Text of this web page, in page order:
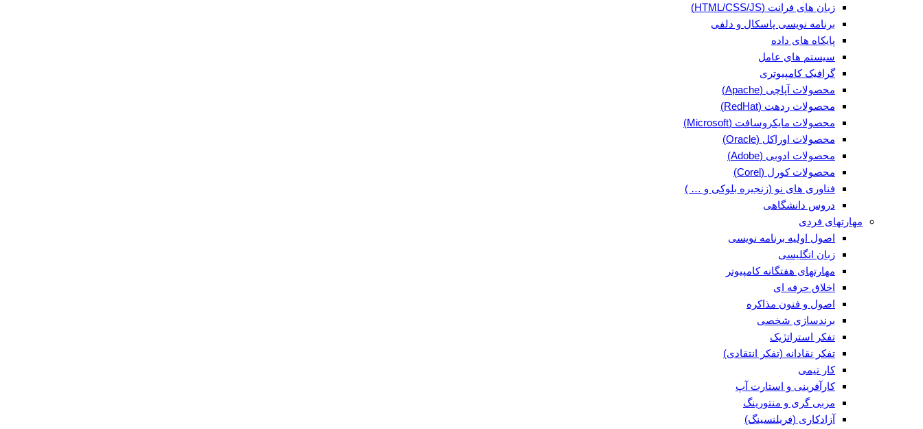
زبان های فرانت (HTML/CSS/JS)
برنامه نویسی پاسکال و دلفی
پایکاه های داده
سیستم های عامل
گرافیک کامپیوتری
محصولات آپاچی (Apache)
محصولات ردهت (RedHat)
محصولات مایکروسافت (Microsoft)
محصولات اوراکل (Oracle)
محصولات ادوبی (Adobe)
محصولات کورل (Corel)
فناوری های نو (زنجیره بلوکی و … )
دروس دانشگاهی
مهارتهای فردی
اصول اولیه برنامه نویسی
زبان انگلیسی
مهارتهای هفتگانه کامپیوتر
اخلاق حرفه ای
اصول و فنون مذاکره
برندسازی شخصی
تفکر استراتژیک
تفکر نقادانه (تفکر انتقادی)
کار تیمی
کارآفرینی و استارت آپ
مربی گری و منتورینگ
آزادکاری (فریلنسینگ)